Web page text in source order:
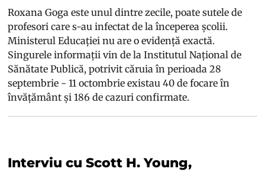
Roxana Goga este unul dintre zecile, poate sutele de
profesori care s-au infectat de la începerea școlii.
Ministerul Educației nu are o evidență exactă.
Singurele informații vin de la Institutul Național de
Sănătate Publică, potrivit căruia în perioada 28
septembrie - 11 octombrie existau 40 de focare în
învățământ și 186 de cazuri confirmate.
Interviu cu Scott H. Young,